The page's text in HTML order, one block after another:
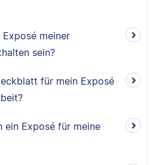
Exposé meiner
sein?
für mein Exposé
ein Exposé für meine